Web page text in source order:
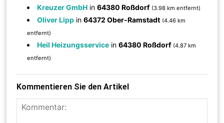
Kreuzer GmbH in64380 Roßdorf (3.98 km entfernt)
Oliver Lipp in64372 Ober-Ramstadt (4.46 km
entfernt)
Heil Heizungsservice in64380 Roßdorf (4.87 km
entfernt)
Kommentieren Sie den Artikel